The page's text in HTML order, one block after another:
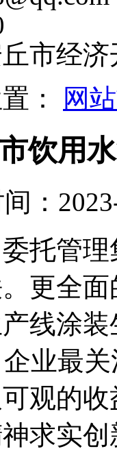
市经济
：
网
饮用
：
管理
更全
线涂
企业最
观的
求实